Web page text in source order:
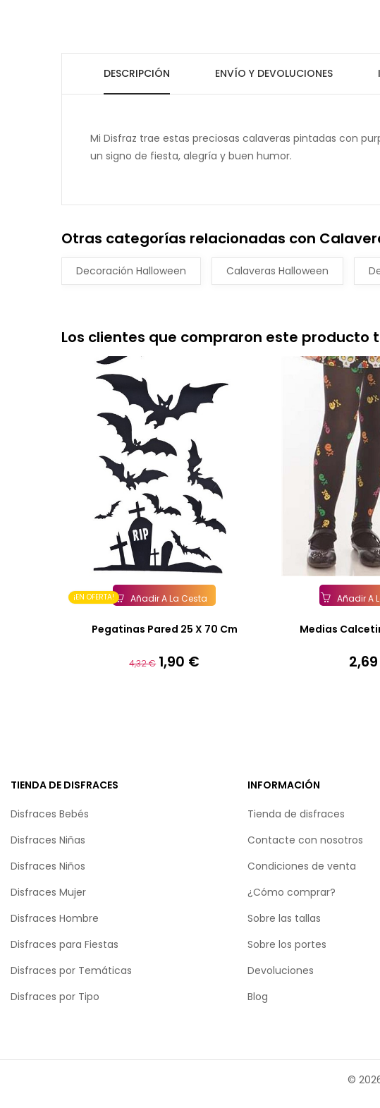
DESCRIPCIÓN ENVÍO Y DEVOLUCIONES
Mi Disfraz trae estas preciosas calaveras pintadas con
un signo de fiesta, alegría y buen humor.
Otras categorías relacionadas con
Decoración Halloween Calaveras Halloween
Los clientes que compraron este producto
¡EN OFERTA! Añadir A La Cesta
Pegatinas Pared 25 X 70 Cm
Precio
4,32 € Precio
1,90 €
Añadir A
Medias
Precio
TIENDA DE DISFRACES
Disfraces Bebés
Disfraces Niñas
Disfraces Niños
Disfraces Mujer
Disfraces Hombre
Disfraces para Fiestas
Disfraces por Temáticas
Disfraces por Tipo
INFORMACIÓN
Tienda de disfraces
Contacte con nosotros
Condiciones de venta
¿Cómo comprar?
Sobre las tallas
Sobre los portes
Devoluciones
Blog
©